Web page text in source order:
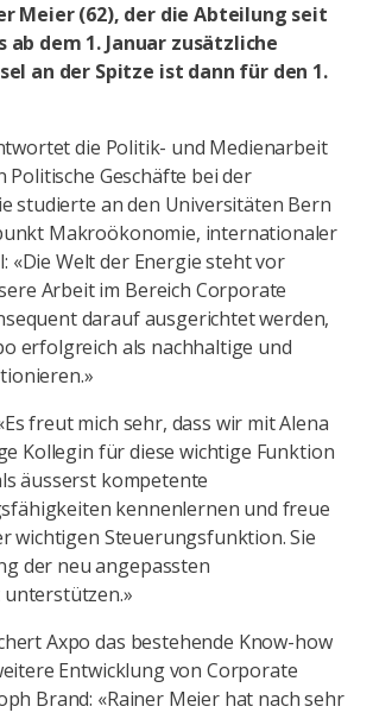
Meier (62), der die Abteilung seit
dem 1. Januar zusätzliche
an der Spitze ist dann für den 1.
die Politik- und Medienarbeit
Geschäfte bei der
studierte an den Universitäten Bern
Makroökonomie, internationaler
«Die Welt der Energie steht vor
Arbeit im Bereich Corporate
darauf ausgerichtet werden,
erfolgreich als nachhaltige und
freut mich sehr, dass wir mit Alena
Kollegin für diese wichtige Funktion
äusserst kompetente
kennenlernen und freue
wichtigen Steuerungsfunktion. Sie
der neu angepassten
Axpo das bestehende Know-how
Entwicklung von Corporate
Brand: «Rainer Meier hat nach sehr